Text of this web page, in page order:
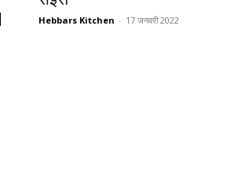
Hebbars Kitchen - 17 जनवरी 2022